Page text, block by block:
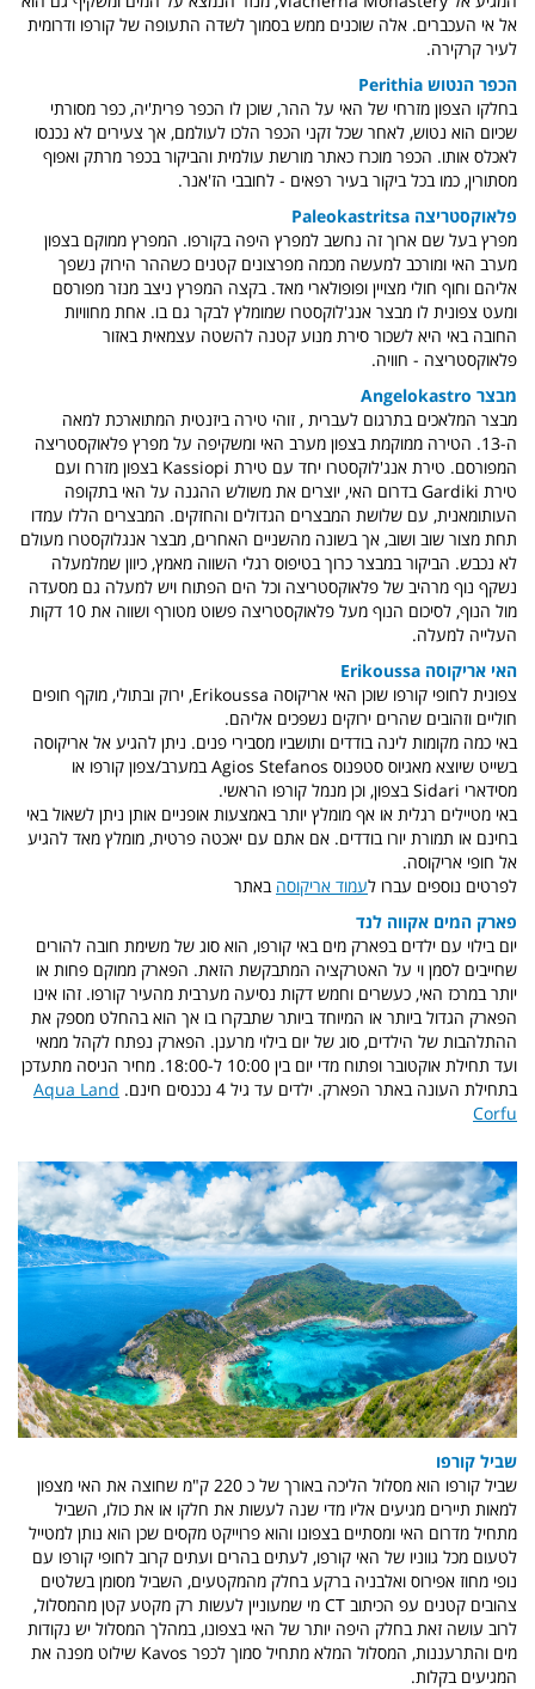
אל אי העכברים. אלה שוכנים ממש בסמוך לשדה התעופה של קורפו ודרומית
לעיר קרקירה.
הכפר הנטוש Perithia
בחלקו הצפון מזרחי של האי על ההר, שוכן לו הכפר פרית'יה, כפר מסורתי
שכיום הוא נטוש, לאחר שכל זקני הכפר הלכו לעולמם, אך צעירים לא נכנסו
לאכלס אותו. הכפר מוכרז כאתר מורשת עולמית והביקור בכפר מרתק ואפוף
מסתורין, כמו בכל ביקור בעיר רפאים - לחובבי הז'אנר.
פלאוקסטריצה Paleokastritsa
מפרץ בעל שם ארוך זה נחשב למפרץ היפה בקורפו. המפרץ ממוקם בצפון
מערב האי ומורכב למעשה מכמה מפרצונים קטנים כשההר הירוק נשפך
אליהם וחוף חולי מצויין ופופולארי מאד. בקצה המפרץ ניצב מנזר מפורסם
ומעט צפונית לו מבצר אנג'לוקסטרו שמומלץ לבקר גם בו. אחת מחוויות
החובה באי היא לשכור סירת מנוע קטנה להשטה עצמאית באזור
פלאוקסטריצה - חוויה.
מבצר Angelokastro
מבצר המלאכים בתרגום לעברית , זוהי טירה ביזנטית המתוארכת למאה
ה-13. הטירה ממוקמת בצפון מערב האי ומשקיפה על מפרץ פלאוקסטריצה
המפורסם. טירת אנג'לוקסטרו יחד עם טירת Kassiopi בצפון מזרח ועם
טירת Gardiki בדרום האי, יוצרים את משולש ההגנה על האי בתקופה
העותומאנית, עם שלושת המבצרים הגדולים והחזקים. המבצרים הללו עמדו
תחת מצור שוב ושוב, אך בשונה מהשניים האחרים, מבצר אנגלוקסטרו מעולם
לא נכבש. הביקור במבצר כרוך בטיפוס רגלי השווה מאמץ, כיוון שמלמעלה
נשקף נוף מרהיב של פלאוקסטריצה וכל הים הפתוח ויש למעלה גם מסעדה
מול הנוף, לסיכום
הנוף מעל פלאוקסטריצה פשוט מטורף ושווה את 10 דקות
העלייה למעלה.
האי אריקוסה Erikoussa
צפונית לחופי קורפו שוכן האי אריקוסה Erikoussa, ירוק ובתולי, מוקף חופים
חוליים וזהובים שהרים ירוקים נשפכים אליהם.
באי כמה מקומות לינה בודדים ותושביו מסבירי פנים. ניתן להגיע אל אריקוסה
בשייט שיוצא מאגיוס סטפנוס Agios Stefanos במערב/צפון קורפו או
מסידארי Sidari בצפון, וכן מנמל קורפו הראשי.
באי מטיילים רגלית או אף מומלץ יותר באמצעות אופניים אותן ניתן לשאול באי
בחינם או תמורת יורו בודדים. אם אתם עם יאכטה פרטית, מומלץ מאד להגיע
אל חופי אריקוסה.
לפרטים נוספים עברו לעמוד אריקוסה באתר
פארק המים אקווה לנד
יום בילוי עם ילדים בפארק מים באי קורפו, הוא סוג של משימת חובה להורים
שחייבים לסמן וי על האטרקציה המתבקשת הזאת. הפארק ממוקם פחות או
יותר במרכז האי, כעשרים וחמש דקות נסיעה מערבית מהעיר קורפו. זהו אינו
הפארק הגדול ביותר או המיוחד ביותר שתבקרו בו אך הוא בהחלט מספק את
ההתלהבות של הילדים, סוג של יום בילוי מרענן. הפארק נפתח לקהל ממאי
ועד תחילת אוקטובר ופתוח מדי יום בין 10:00 ל-18:00. מחיר הניסה מתעדכן
בתחילת העונה באתר הפארק. ילדים עד גיל 4 נכנסים חינם.
Aqua Land
Corfu
שביל קורפו
שביל קורפו הוא מסלול הליכה באורך של כ 220 ק"מ שחוצה את האי מצפון
למאות תיירים מגיעים אליו מדי שנה לעשות את חלקו או את כולו, השביל
מתחיל מדרום האי ומסתיים בצפונו והוא פרוייקט מקסים שכן הוא נותן למטייל
לטעום מכל גווניו של האי קורפו, לעתים בהרים ועתים קרוב לחופי קורפו עם
נופי מחוז אפירוס ואלבניה ברקע בחלק מהמקטעים, השביל מסומן בשלטים
צהובים קטנים עפ הכיתוב CT מי שמעוניין לעשות רק מקטע קטן מהמסלול,
לרוב עושה זאת בחלק היפה יותר של האי בצפונו, במהלך המסלול יש נקודות
מים והתרעננות, המסלול המלא מתחיל סמוך לכפר Kavos שילוט מפנה את
המגיעים בקלות.